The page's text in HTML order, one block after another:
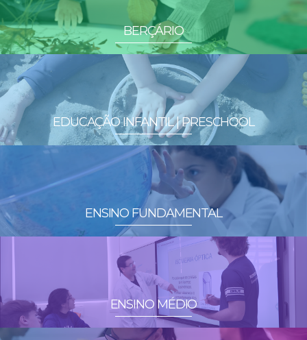
BERÇÁRIO
EDUCAÇÃO INFANTIL | PRESCHOOL
ENSINO FUNDAMENTAL
ENSINO MÉDIO